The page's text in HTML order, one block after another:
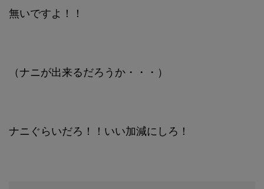
無いですよ！！
（ナニが出来るだろうか・・・）
ナニぐらいだろ！！いい加減にしろ！